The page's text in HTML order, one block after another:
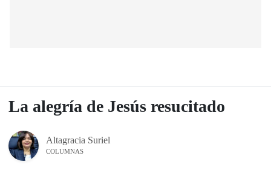
La alegría de Jesús resucitado
Altagracia Suriel
COLUMNAS